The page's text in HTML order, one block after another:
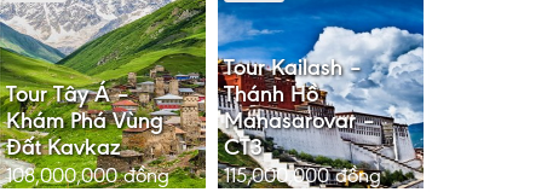
Tour Tây Á –
Khám Phá Vùng
Đất Kavkaz
108,000,000đồng
Tour Kailash –
Thánh Hồ
Manasarovar –
CT3
115,000,000đồng